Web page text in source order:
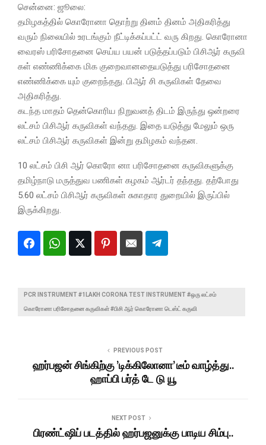
சென்னை: ஜூலை:
தமிழகத்தில் கொரோனா தொற்று தினம் தினம் அதிகரித்து
வரும் நிலையில் உரடங்கும் நீட்டிக்கப்பட்ட் வரு கிறது. கொரோனா
வைரஸ் பரிசோதனை செய்ய பயன் படுத்தப்படும் பிசிஆர் கருவி
கள் எண்ணிக்கை மிக குறைவானதையடுத்து பரிசோதனை
எண்ணிக்கை யும் குறைந்தது. பிஆர் சி கருவிகள் தேவை
அதிகரித்து.
கடந்த மாதம் தென்கொரிய நிறுவனத் திடம் இருந்து ஒன்றரை
லட்சம் பிசிஆர் கருவிகள் வந்தது. இதை யடுத்து மேலும் ஒரு
லட்சம் பிசிஆர் கருவிகள் இன்று தமிழகம் வந்தன.
10 லட்சம் பிசி ஆர் கொரோ னா பரிசோதனை கருவிகளுக்கு
தமிழ்நாடு மருத்துவ பணிகள் கழகம் ஆர்டர் தந்தது. தற்போது
5.60 லட்சம் பிசிஆர் கருவிகள் சுகாதார துறையில் இருப்பில்
இருக்கிறது.
PCR INSTRUMENT #1LAKH CORONA TEST INSTRUMENT #ஒரு லட்சம்
கொரோனா பரிசோதனை கருவிகள் #பிசி ஆர் கொரோனா டெஸ்ட் கருவி
PREVIOUS POST
ஹர்பஜன் சிங்கிற்கு ’டிக்கிலோனா’ டீம் வாழ்த்து..
ஹாப்பி பர்த் டே டு யூ
NEXT POST
பிரண்ட்ஷிப் படத்தில் ஹர்பஜனுக்கு பாடிய சிம்பு..